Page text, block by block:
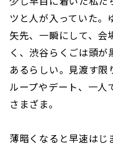
ツと人が入っていた。
矢先、一瞬にして、会
く、渋谷らくごは頭
あるらしい。見渡す
ループやデート、一人
さまざま。
薄暗くなると早速はじ